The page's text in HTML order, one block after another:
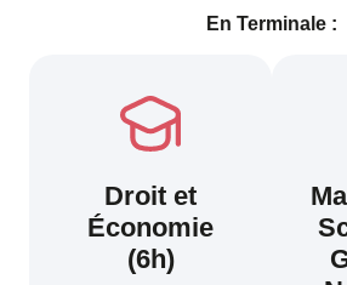
En Terminale :
Droit et
Économie
(6h)